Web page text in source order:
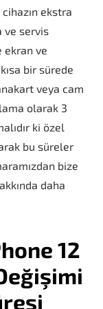
ekstra
ve servis
ekran ve
bir sürede
veya cam
olarak 3
ki özel
bu süreler
bize
daha
12